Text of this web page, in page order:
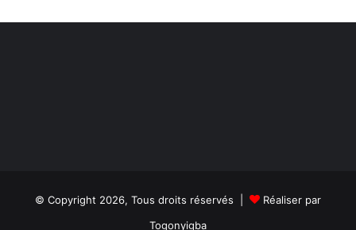
© Copyright 2026, Tous droits réservés |
Réaliser par
Togonyigba